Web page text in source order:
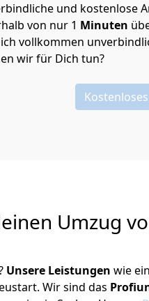
und kostenlose
von nur 1 Minuten
vollkommen
wir für Dich tun?
Umzug
Unsere Leistungen wie ein
Wir sind das